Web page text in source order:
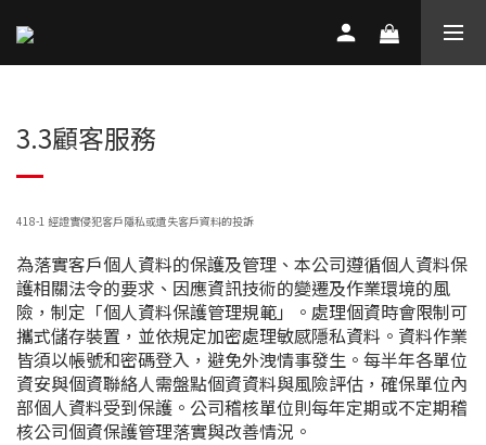
3.3顧客服務
418-1 經證實侵犯客戶隱私或遺失客戶資料的投訴
為落實客戶個人資料的保護及管理、本公司遵循個人資料保
護相關法令的要求、因應資訊技術的變遷及作業環境的風
險，制定「個人資料保護管理規範」。處理個資時會限制可
攜式儲存裝置，並依規定加密處理敏感隱私資料。資料作業
皆須以帳號和密碼登入，避免外洩情事發生。每半年各單位
資安與個資聯絡人需盤點個資資料與風險評估，確保單位內
部個人資料受到保護。公司稽核單位則每年定期或不定期稽
核公司個資保護管理落實與改善情況。